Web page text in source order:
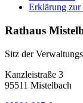
Erklärung
Rathaus
Sitz der
Kanzleistraße 3
95511 Mistelbach